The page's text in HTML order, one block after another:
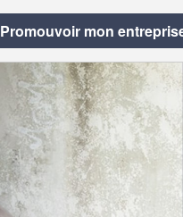
Promouvoir mon